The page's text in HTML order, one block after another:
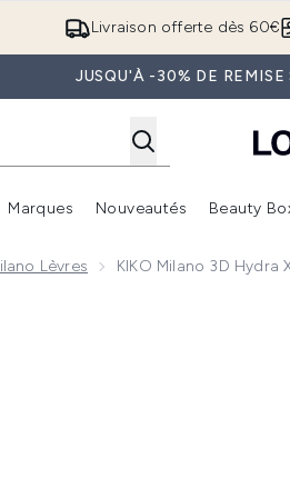
Livraison offerte dès 60€
JUSQU'À -30% DE
Accédez au sous-menu (Boutique Été )
Accédez au sous-menu (Offres)
Marques Nouveautés Beauty
Lèvres KIKO Milano 3D Hydra